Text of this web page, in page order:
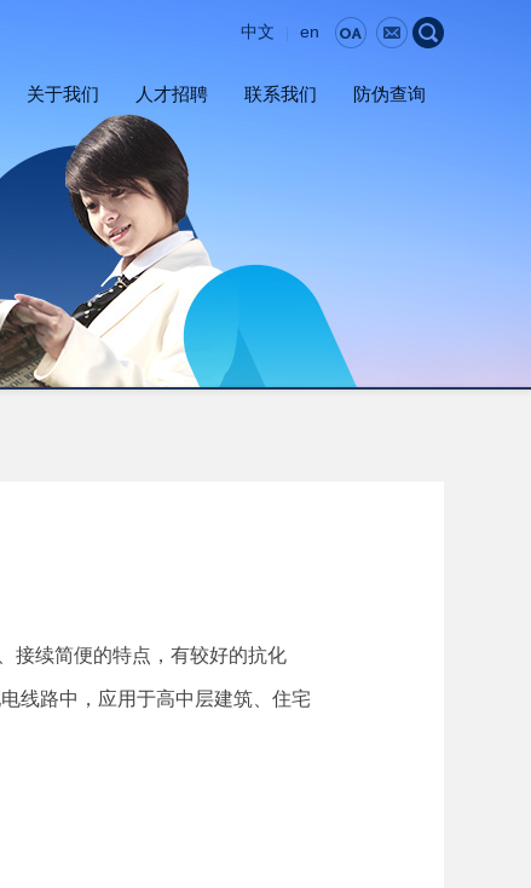
中文 en
关于我们 人才招聘 联系我们 防伪查询
接续简便的特点，有较好的抗化
线路中，应用于高中层建筑、住宅